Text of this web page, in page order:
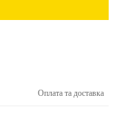
Оплата та доставка